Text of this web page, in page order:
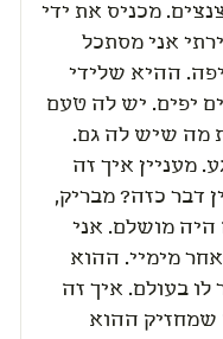
מכניס את ידי
אני מסתכל
ההיא שלידי
יפים. יש לה טעם
מה שיש לה גם.
מעניין איך זה
דבר כזה? מבריק,
היה מושלם. אני
מימיי. ההוא
בעולם. איך זה
שמחזיק ההוא